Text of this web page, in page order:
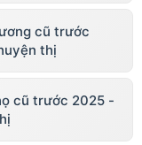
cũ trước
thị
cũ trước 2025 -